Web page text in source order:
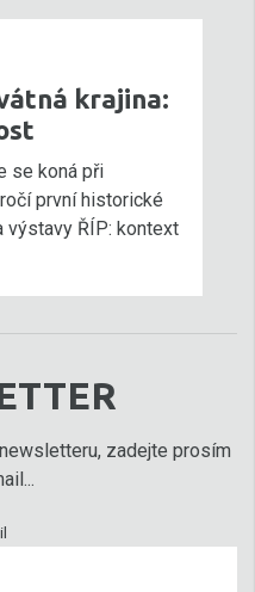
krajina:
se koná při
první historické
výstavy ŘÍP: kontext
zadejte prosím